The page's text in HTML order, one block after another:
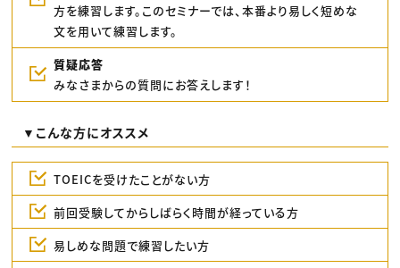
方を練習します。このセミナーでは、本番より易しく短めな
文を用いて練習します。
質疑応答
みなさまからの質問にお答えします！
▼こんな方にオススメ
TOEICを受けたことがない方
前回受験してからしばらく時間が経っている方
易しめな問題で練習したい方